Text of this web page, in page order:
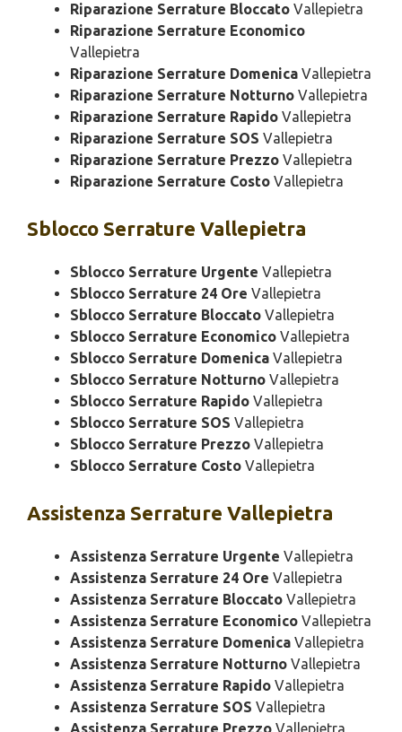
Riparazione Serrature Bloccato Vallepietra
Riparazione Serrature Economico
Vallepietra
Riparazione Serrature Domenica Vallepietra
Riparazione Serrature Notturno Vallepietra
Riparazione Serrature Rapido Vallepietra
Riparazione Serrature SOS Vallepietra
Riparazione Serrature Prezzo Vallepietra
Riparazione Serrature Costo Vallepietra
Sblocco Serrature Vallepietra
Sblocco Serrature Urgente Vallepietra
Sblocco Serrature 24 Ore Vallepietra
Sblocco Serrature Bloccato Vallepietra
Sblocco Serrature Economico Vallepietra
Sblocco Serrature Domenica Vallepietra
Sblocco Serrature Notturno Vallepietra
Sblocco Serrature Rapido Vallepietra
Sblocco Serrature SOS Vallepietra
Sblocco Serrature Prezzo Vallepietra
Sblocco Serrature Costo Vallepietra
Assistenza Serrature Vallepietra
Assistenza Serrature Urgente Vallepietra
Assistenza Serrature 24 Ore Vallepietra
Assistenza Serrature Bloccato Vallepietra
Assistenza Serrature Economico Vallepietra
Assistenza Serrature Domenica Vallepietra
Assistenza Serrature Notturno Vallepietra
Assistenza Serrature Rapido Vallepietra
Assistenza Serrature SOS Vallepietra
Assistenza Serrature Prezzo Vallepietra